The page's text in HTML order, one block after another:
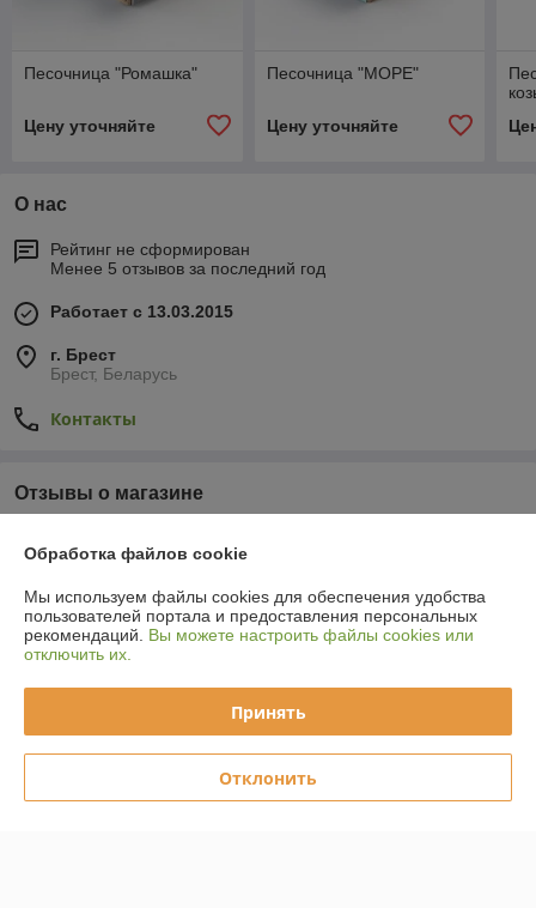
Песочница "Ромашка"
Цену уточняйте
Песочница "МОРЕ"
Цену уточняйте
О нас
Рейтинг не сформирован
Менее 5 отзывов за последний год
Работает с 13.03.2015
г. Брест
Брест, Беларусь
Контакты
Отзывы о магазине
О нас
Контакты
Обработка файлов cookie
Мы используем файлы cookies для обеспечения удобства
пользователей портала и предоставления персональных
рекомендаций. Вы можете настроить файлы cookies или
отключить их.
Принять
Отклонить